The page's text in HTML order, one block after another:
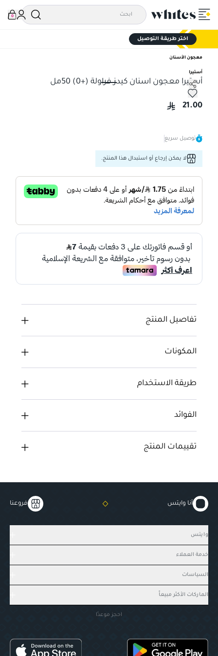
0
اختر طريقة التوصيل
معجون الأسنان
أستيرا
أستيرا معجون اسنان كيدز فراولة (+0) 50مل
أستيرا معجون اسنان كيدز فراولة (+0) 50مل
21.00
توصيل سريع
لا يمكن إرجاع أو استبدال هذا المنتج.
تفاصيل المنتج
المكونات
طريقة الاستخدام
الفوائد
تقييمات المنتج
أنا وايتس فروعنا
وايتس
خدمة العملاء
السياسات
الماركات الأكثر مبيعاً
احجز موعدًا